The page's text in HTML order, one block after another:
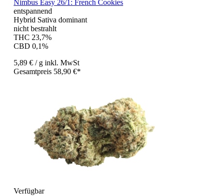
Nimbus Easy 26/1: French Cookies
entspannend
Hybrid Sativa dominant
nicht bestrahlt
THC 23,7%
CBD 0,1%
5,89 € / g inkl. MwSt
Gesamtpreis 58,90 €*
Verfügbar